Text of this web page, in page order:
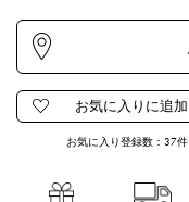
お気に入り登録数：37件